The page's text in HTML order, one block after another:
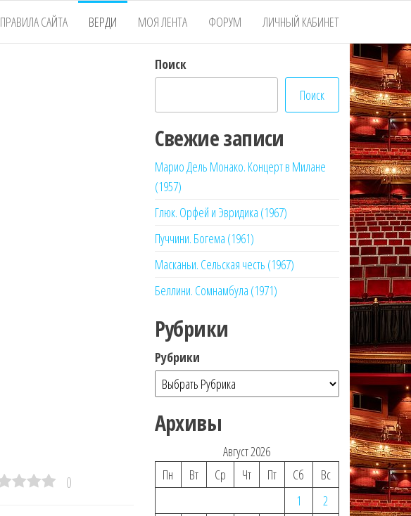
ПРАВИЛА САЙТА ВЕРДИ МОЯ ЛЕНТА ФОРУМ ЛИЧНЫЙ КАБИНЕТ
0
Поиск
Поиск
Свежие записи
Марио Дель Монако. Концерт в Милане
(1957)
Глюк. Орфей и Эвридика (1967)
Пуччини. Богема (1961)
Масканьи. Сельская честь (1967)
Беллини. Сомнамбула (1971)
Рубрики
Рубрики
Архивы
Август 2026
Пн
Вт Ср Чт Пт Сб
Вс
1
2